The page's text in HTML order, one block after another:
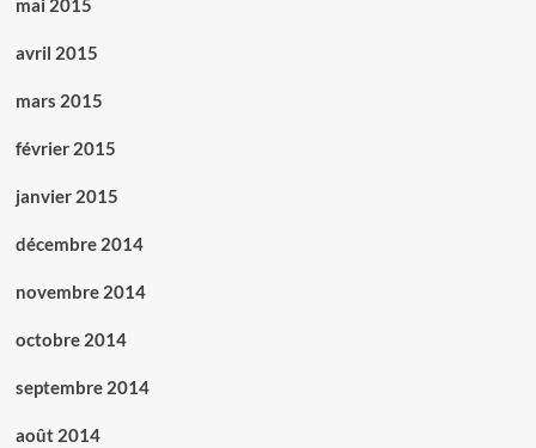
mai 2015
avril 2015
mars 2015
février 2015
janvier 2015
décembre 2014
novembre 2014
octobre 2014
septembre 2014
août 2014